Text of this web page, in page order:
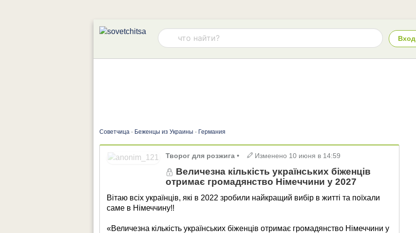
Вход
Советчица - Беженцы из Украины - Германия
Творог для розжига • Изменено 10 июня в 14:59
Величезна кількість українських біженців
отримає громадянство Німеччини у 2027
Вітаю всіх українців, які в 2022 зробили найкращий вибір в житті та поїхали
саме в Німеччину!!
«Величезна кількість українських біженців отримає громадянство Німеччини у